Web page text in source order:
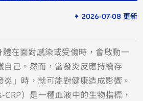
✦ 2026-07-08 更新
在面對感染或受傷時，會啟動一
自己。然而，當發炎反應持續存
」時，就可能對健康造成影響。
）是一種血液中的生物指標，